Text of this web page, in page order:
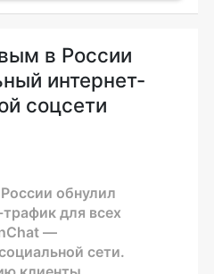
в России
интернет-
соцсети
обнулил
для всех
—
сети.